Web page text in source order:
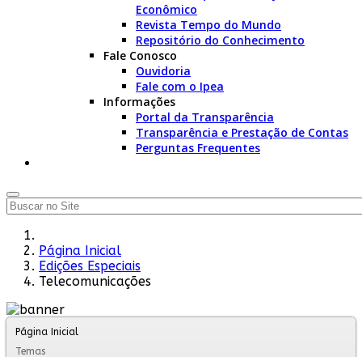
Econômico
Revista Tempo do Mundo
Repositório do Conhecimento
Fale Conosco
Ouvidoria
Fale com o Ipea
Informações
Portal da Transparência
Transparência e Prestação de Contas
Perguntas Frequentes
Página Inicial
Edições Especiais
Telecomunicações
Página Inicial
Temas